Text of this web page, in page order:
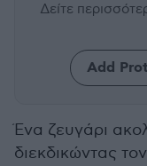
Δείτε
Add
Ένα ζευγάρι
διεκδικώντας